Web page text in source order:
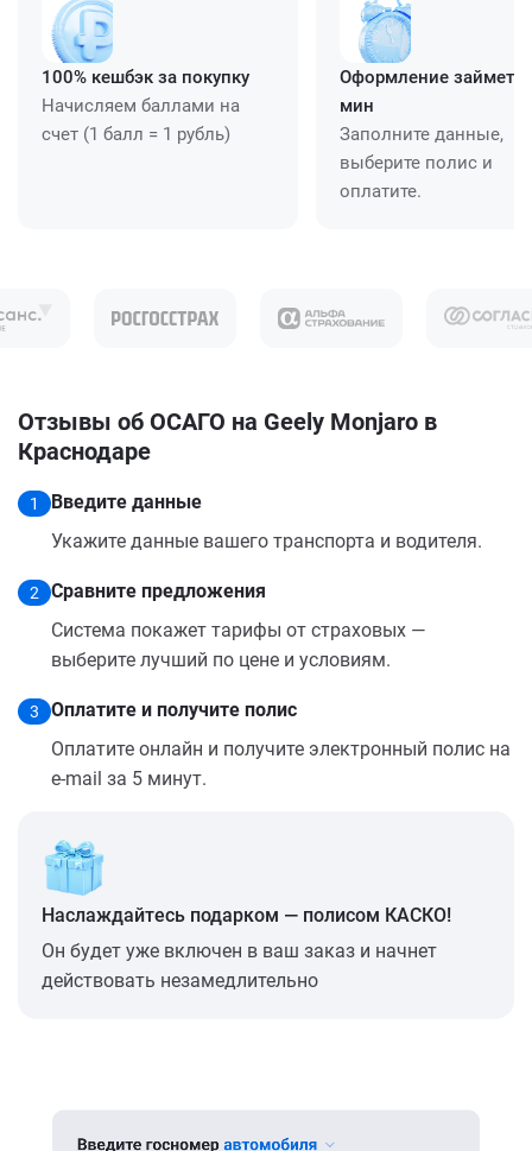
100% кешбэк за покупку
Начисляем баллами на
счет (1 балл = 1 рубль)
Оформление займет
мин
Заполните данные,
выберите полис и
оплатите.
Отзывы об ОСАГО на Geely Monjaro в
Краснодаре
1
Введите данные
Укажите данные вашего транспорта и водителя.
2
Сравните предложения
Система покажет тарифы от страховых —
выберите лучший по цене и условиям.
3
Оплатите и получите полис
Оплатите онлайн и получите электронный полис на
e-mail за 5 минут.
Наслаждайтесь подарком — полисом КАСКО!
Он будет уже включен в ваш заказ и начнет
действовать незамедлительно